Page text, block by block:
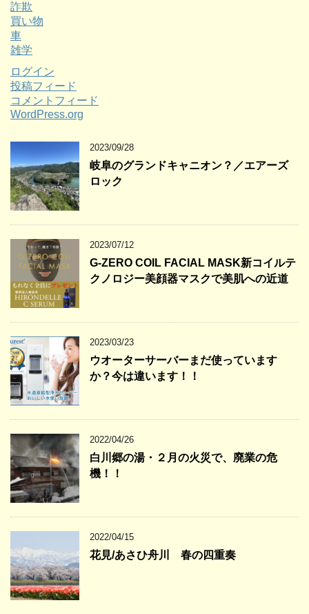
詐欺
買い物
車
雑学
ログイン
投稿フィード
コメントフィード
WordPress.org
2023/09/28
岐阜のグランドキャニオン？／エアーズ
ロック
2023/07/12
G-ZERO COIL FACIAL MASK新コイルテ
クノロジー美顔器マスクで美肌への近道
2023/03/23
ウオーターサーバーまだ使っています
か？今は違います！！
2022/04/26
白川郷の湯・２月の火災で、廃業の危
機！！
2022/04/15
花見/あさひ舟川 春の四重奏